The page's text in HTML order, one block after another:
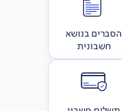
הסברים בנושא
חשבונית